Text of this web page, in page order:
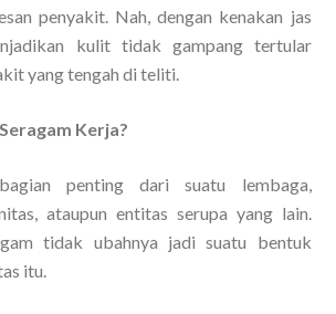
penyakit. Nah, dengan kenakan jas
kulit tidak gampang tertular
yang tengah di teliti.
Kerja?
penting dari suatu lembaga,
ataupun entitas serupa yang lain.
tidak ubahnya jadi suatu bentuk
itu.